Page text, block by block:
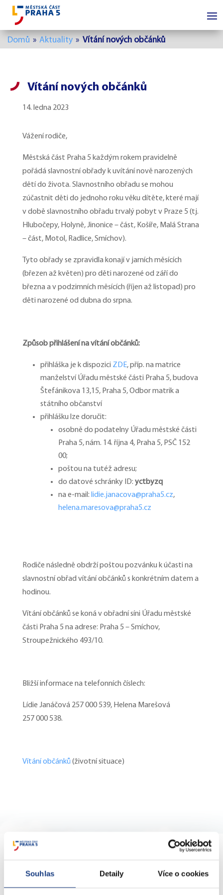
Souhlas Detaily Více o cookies
Domů » Aktuality » Vítání nových občánků
Vítání nových občánků
14. ledna 2023
Vážení rodiče,
Městská část Praha 5 každým rokem pravidelně
pořádá slavnostní obřady k uvítání nově narozených
dětí do života. Slavnostního obřadu se mohou
zúčastnit děti do jednoho roku věku dítěte, které mají
v době slavnostního obřadu trvalý pobyt v Praze 5 (tj.
Hlubočepy, Holyně, Jinonice – část, Košíře, Malá Strana
– část, Motol, Radlice, Smíchov).
Tyto obřady se zpravidla konají v jarních měsících
(březen až květen) pro děti narozené od září do
března a v podzimních měsících (říjen až listopad) pro
děti narozené od dubna do srpna.
Způsob přihlášení na vítání občánků:
přihláška je k dispozici ZDE, příp. na matrice
manželství Úřadu městské části Praha 5, budova
Štefánikova 13,15, Praha 5, Odbor matrik a
státního občanství
přihlášku lze doručit:
osobně do podatelny Úřadu městské části
Praha 5, nám. 14. října 4, Praha 5, PSČ 152
00;
poštou na tutéž adresu;
do datové schránky ID: yctbyzq
na e-mail: lidie.janacova@praha5.cz,
helena.maresova@praha5.cz
Rodiče následně obdrží poštou pozvánku k účasti na
slavnostní obřad vítání občánků s konkrétním datem a
hodinou.
Vítání občánků se koná v obřadní síni Úřadu městské
části Praha 5 na adrese: Praha 5 – Smíchov,
Stroupežnického 493/10.
Bližší informace na telefonních číslech:
Lídie Janáčová 257 000 539, Helena Marešová
257 000 538.
Vítání občánků(životní situace)
nám. 14. října 4